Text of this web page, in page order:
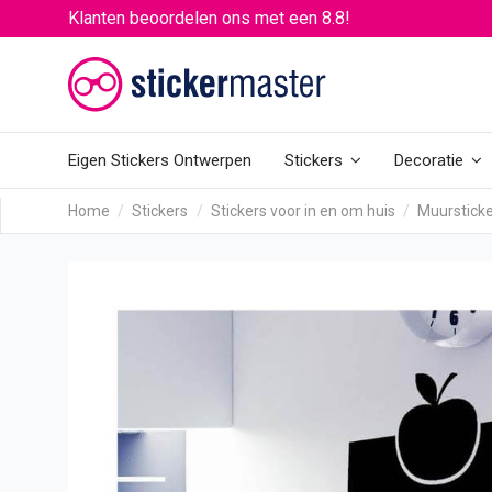
Klanten beoordelen ons met een 8.8!
Eigen Stickers Ontwerpen Stickers Decoratie
Home Stickers Stickers voor in en om huis